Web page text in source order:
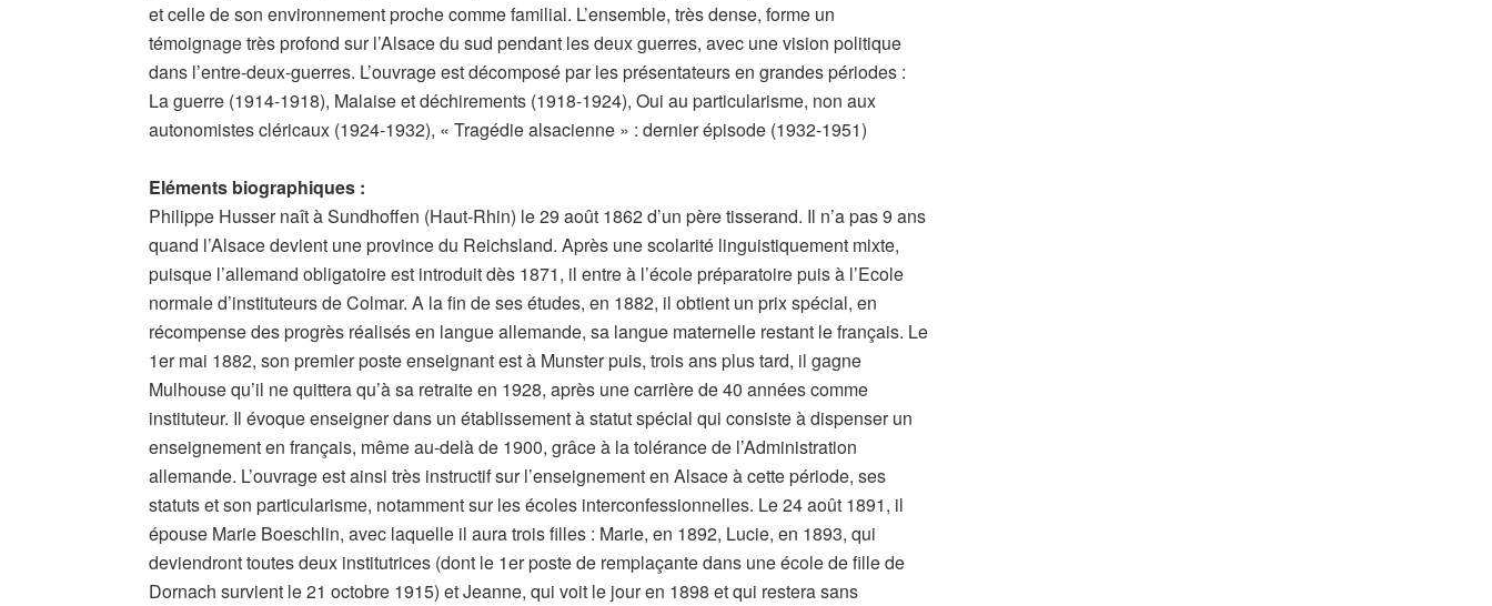
et celle de son environnement proche comme familial. L’ensemble, très dense, forme un
témoignage très profond sur l’Alsace du sud pendant les deux guerres, avec une vision politique
dans l’entre-deux-guerres. L’ouvrage est décomposé par les présentateurs en grandes périodes :
La guerre (1914-1918), Malaise et déchirements (1918-1924), Oui au particularisme, non aux
autonomistes cléricaux (1924-1932), « Tragédie alsacienne » : dernier épisode (1932-1951)
Eléments biographiques :
Philippe Husser naît à Sundhoffen (Haut-Rhin) le 29 août 1862 d’un père tisserand. Il n’a pas 9 ans
quand l’Alsace devient une province du Reichsland. Après une scolarité linguistiquement mixte,
puisque l’allemand obligatoire est introduit dès 1871, il entre à l’école préparatoire puis à l’Ecole
normale d’instituteurs de Colmar. A la fin de ses études, en 1882, il obtient un prix spécial, en
récompense des progrès réalisés en langue allemande, sa langue maternelle restant le français. Le
1er mai 1882, son premier poste enseignant est à Munster puis, trois ans plus tard, il gagne
Mulhouse qu’il ne quittera qu’à sa retraite en 1928, après une carrière de 40 années comme
instituteur. Il évoque enseigner dans un établissement à statut spécial qui consiste à dispenser un
enseignement en français, même au-delà de 1900, grâce à la tolérance de l’Administration
allemande. L’ouvrage est ainsi très instructif sur l’enseignement en Alsace à cette période, ses
statuts et son particularisme, notamment sur les écoles interconfessionnelles. Le 24 août 1891, il
épouse Marie Boeschlin, avec laquelle il aura trois filles : Marie, en 1892, Lucie, en 1893, qui
deviendront toutes deux institutrices (dont le 1er poste de remplaçante dans une école de fille de
Dornach survient le 21 octobre 1915) et Jeanne, qui voit le jour en 1898 et qui restera sans